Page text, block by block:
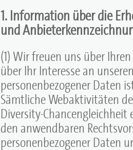
1. Information über die
und
(1) Wir freuen uns über
über Ihr Interesse an
personenbezogener Daten
Sämtliche Webaktivitäten
Diversity-
den anwendbaren
personenbezogener Daten